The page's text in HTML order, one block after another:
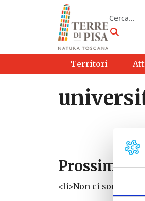
Vai al contenuto
Cerca
Cerca
Territori
Prossimi
<li>Non ci sono